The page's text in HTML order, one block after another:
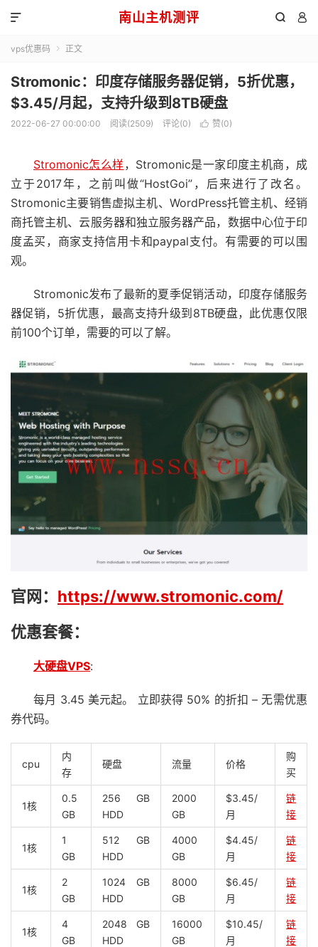
南山主机测评  

vps优惠码  正文
Stromonic：印度存储服务器促销，5折优惠，
$3.45/月起，支持升级到8TB硬盘
2022-06-27 00:00:00 阅读(2509) 评论(0)  赞(0)
Stromonic怎么样，Stromonic是一家印度主机商，成
立于2017年，之前叫做“HostGoi”，后来进行了改名。
Stromonic主要销售虚拟主机、WordPress托管主机、经销
商托管主机、云服务器和独立服务器产品，数据中心位于印
度孟买，商家支持信用卡和paypal支付。有需要的可以围
观。
Stromonic发布了最新的夏季促销活动，印度存储服务
器促销，5折优惠，最高支持升级到8TB硬盘，此优惠仅限
前100个订单，需要的可以了解。
官网： https://www.stromonic.com/
优惠套餐：
大硬盘VPS:
每月 3.45 美元起。 立即获得 50% 的折扣 – 无需优惠
券代码。
cpu
内
存
硬盘 流量 价格
购
买
1核
0.5
GB
256 GB
HDD
2000
GB
$3.45/
月
链
接
1核
1
GB
512 GB
HDD
4000
GB
$4.45/
月
链
接
1核
2
GB
1024 GB
HDD
8000
GB
$6.45/
月
链
接
1核
4
GB
2048 GB
HDD
16000
GB
$10.45/
月
链
接